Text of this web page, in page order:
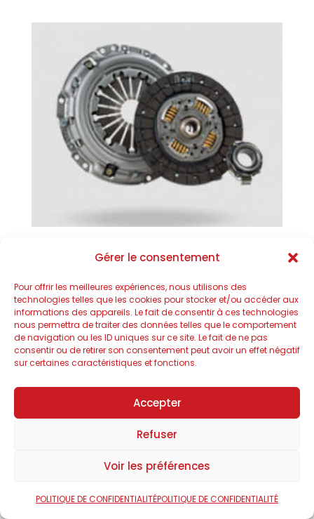
Gérer le consentement
Pour offrir les meilleures expériences, nous utilisons des
technologies telles que les cookies pour stocker et/ou accéder aux
informations des appareils. Le fait de consentir à ces technologies
nous permettra de traiter des données telles que le comportement
de navigation ou les ID uniques sur ce site. Le fait de ne pas
consentir ou de retirer son consentement peut avoir un effet négatif
sur certaines caractéristiques et fonctions.
Accepter
Refuser
Voir les préférences
POLITIQUE DE CONFIDENTIALITÉPOLITIQUE DE CONFIDENTIALITÉ